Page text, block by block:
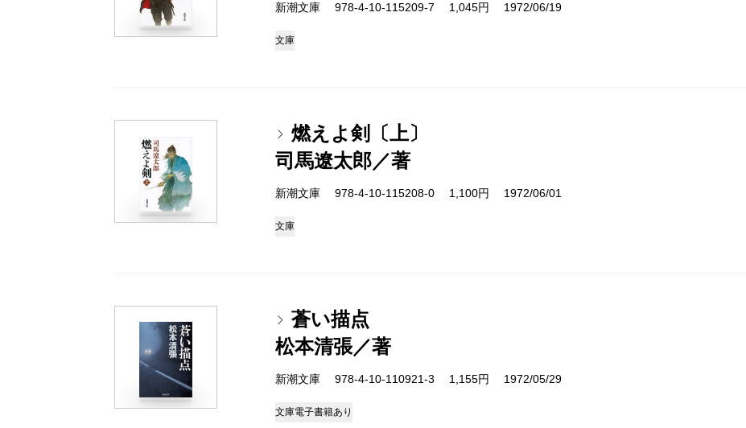
新潮文庫 978-4-10-115209-7 1,045円 1972/06/19
文庫
燃えよ剣〔上〕
司馬遼太郎／著
新潮文庫 978-4-10-115208-0 1,100円 1972/06/01
文庫
蒼い描点
松本清張／著
新潮文庫 978-4-10-110921-3 1,155円 1972/05/29
文庫電子書籍あり